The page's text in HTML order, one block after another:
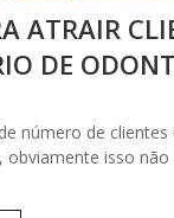
ATRAIR
DE
número de
obviamente isso